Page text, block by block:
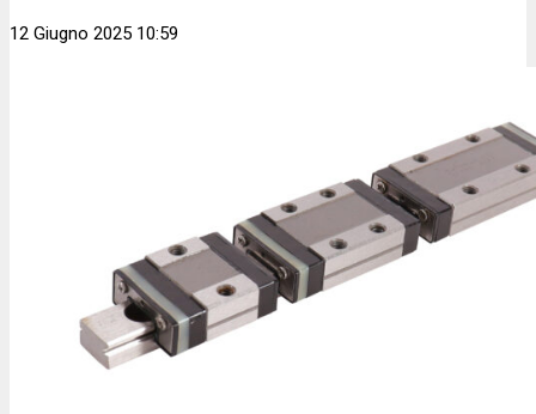
12 Giugno 2025 10:59